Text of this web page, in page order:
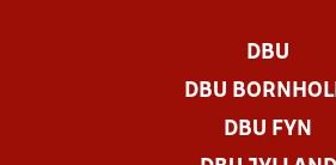
DBU
DBU
DBU FYN